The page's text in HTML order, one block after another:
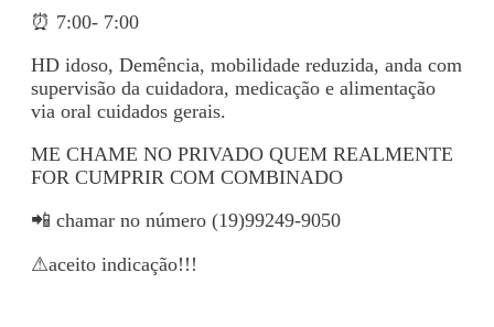
⏰ 7:00- 7:00
HD idoso, Demência, mobilidade reduzida, anda com
supervisão da cuidadora, medicação e alimentação
via oral cuidados gerais.
ME CHAME NO PRIVADO QUEM REALMENTE
FOR CUMPRIR COM COMBINADO
📲 chamar no número (19)99249-9050
⚠aceito indicação!!!